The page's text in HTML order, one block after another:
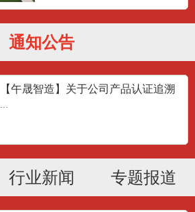
通知公告
【午晟智造】关于公司产品认证追溯
...
行业新闻 专题报道